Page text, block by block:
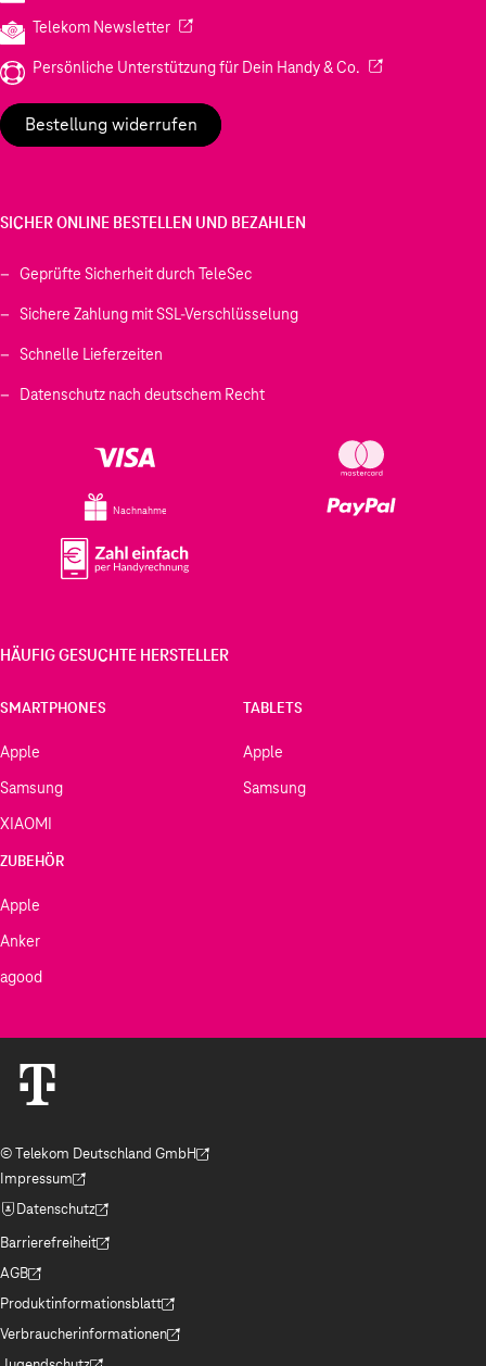
Telekom Newsletter(Wird in einem neuen Tab geöffnet)
Persönliche Unterstützung für Dein Handy & Co. (Wird in einem
Bestellung widerrufen
SICHER ONLINE BESTELLEN UND BEZAHLEN
Geprüfte Sicherheit durch TeleSec
Sichere Zahlung mit SSL-Verschlüsselung
Schnelle Lieferzeiten
Datenschutz nach deutschem Recht
Nachnahme
HÄUFIG GESUCHTE HERSTELLER
SMARTPHONES
Apple
Samsung
XIAOMI
TABLETS
Apple
Samsung
ZUBEHÖR
Apple
Anker
agood
© Telekom Deutschland GmbH
(Der Link wird in einem neuen Tab geöffnet)
Impressum
(Der Link wird in einem neuen Tab geöffnet)
Datenschutz
(Der Link wird in einem neuen Tab geöffnet)
Barrierefreiheit
(Der Link wird in einem neuen Tab geöffnet)
AGB
(Der Link wird in einem neuen Tab geöffnet)
Produktinformationsblatt
(Der Link wird in einem neuen Tab geöffnet)
Verbraucherinformationen
(Der Link wird in einem neuen Tab geöffnet)